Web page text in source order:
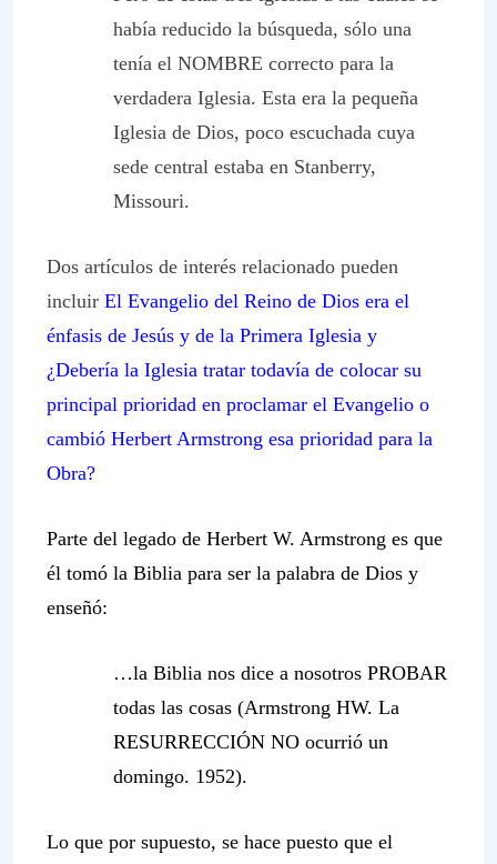
había reducido la búsqueda, sólo una
tenía el NOMBRE correcto para la
verdadera Iglesia. Esta era la pequeña
Iglesia de Dios, poco escuchada cuya
sede central estaba en Stanberry,
Missouri.
Dos artículos de interés relacionado pueden
incluir El Evangelio del Reino de Dios era el
énfasis de Jesús y de la Primera Iglesia y
¿Debería la Iglesia tratar todavía de colocar su
principal prioridad en proclamar el Evangelio o
cambió Herbert Armstrong esa prioridad para la
Obra?
Parte del legado de Herbert W. Armstrong es que
él tomó la Biblia para ser la palabra de Dios y
enseñó:
…la Biblia nos dice a nosotros PROBAR
todas las cosas (Armstrong HW. La
RESURRECCIÓN NO ocurrió un
domingo. 1952).
Lo que por supuesto, se hace puesto que el